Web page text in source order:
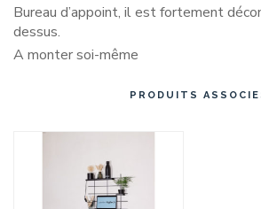
Bureau d’appoint, il est fortement
dessus.
A monter soi-même
PRODUITS